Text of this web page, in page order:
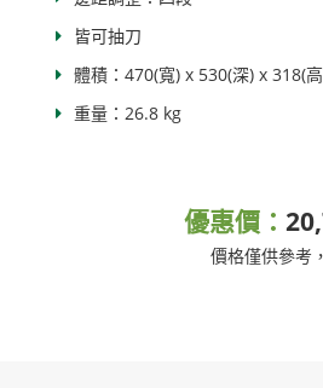
皆可抽刀
體積：470(寬) x 530(深) x 318(
重量：26.8 kg
優惠價：
價格僅供參考